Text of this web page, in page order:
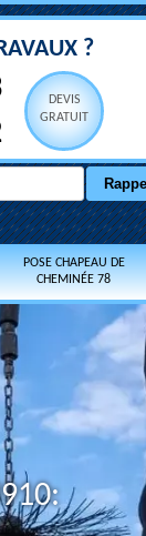
?
DEVIS
GRATUIT
POSE CHAPEAU DE
CHEMINÉE 78